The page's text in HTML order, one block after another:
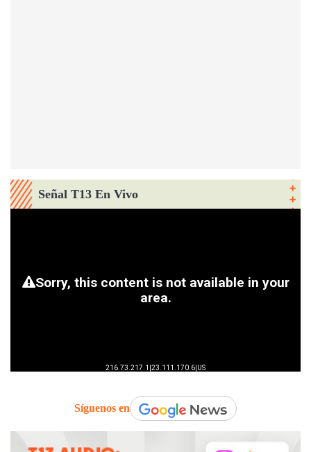
Señal T13 En Vivo
Síguenos en